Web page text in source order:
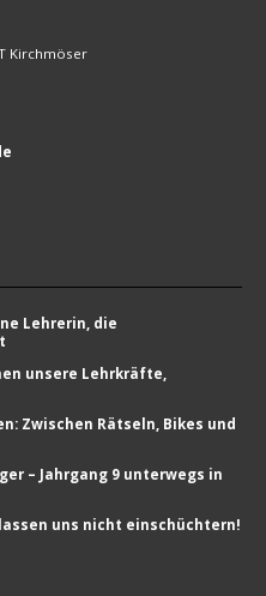
Kirchmöser
Lehrerin, die
unsere Lehrkräfte,
Zwischen Rätseln, Bikes und
– Jahrgang 9 unterwegs in
uns nicht einschüchtern!